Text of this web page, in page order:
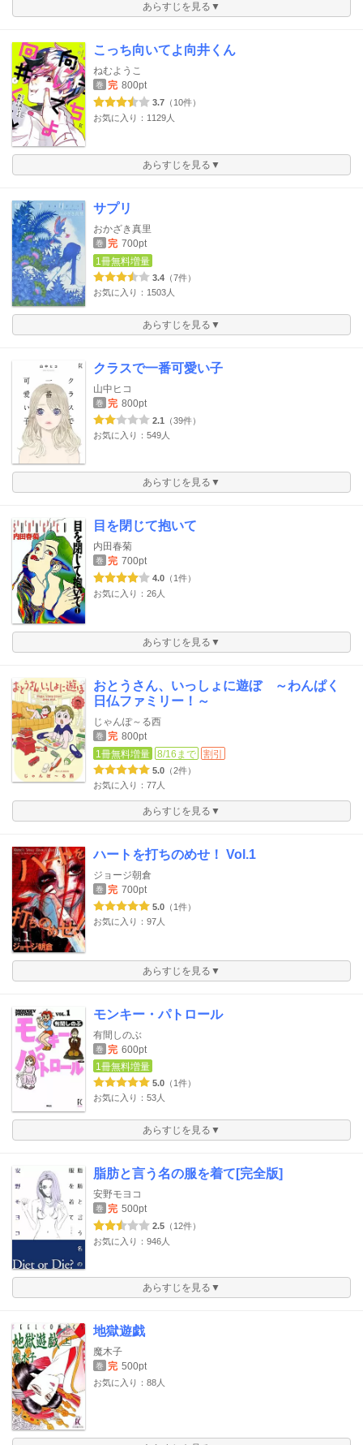
あらすじを見る▼
こっち向いてよ向井くん
ねむようこ
巻 完 800pt
3.7 （10件）
お気に入り：1129人
あらすじを見る▼
サプリ
おかざき真里
巻 完 700pt
1冊無料増量
3.4 （7件）
お気に入り：1503人
あらすじを見る▼
クラスで一番可愛い子
山中ヒコ
巻 完 800pt
2.1
（39件）
お気に入り：549人
あらすじを見る▼
目を閉じて抱いて
内田春菊
巻 完 700pt
4.0 （1件）
お気に入り：26人
あらすじを見る▼
おとうさん、いっしょに遊ぼ ～わんぱく
日仏ファミリー！～
じゃんぽ～る西
巻 完 800pt
1冊無料増量
8/16まで 割引
5.0 （2件）
お気に入り：77人
あらすじを見る▼
ハートを打ちのめせ！ Vol.1
ジョージ朝倉
巻 完 700pt
5.0 （1件）
お気に入り：97人
あらすじを見る▼
モンキー・パトロール
有間しのぶ
巻 完 600pt
1冊無料増量
5.0 （1件）
お気に入り：53人
あらすじを見る▼
脂肪と言う名の服を着て[完全版]
安野モヨコ
巻 完 500pt
2.5 （12件）
お気に入り：946人
あらすじを見る▼
地獄遊戯
魔木子
巻 完 500pt
お気に入り：88人